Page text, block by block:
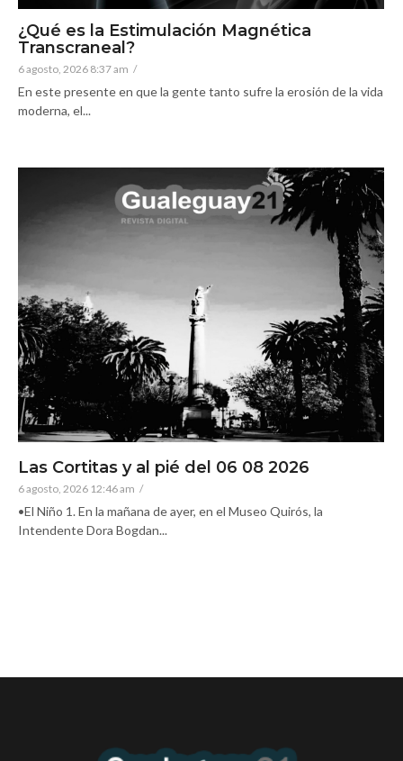
¿Qué es la Estimulación Magnética
Transcraneal?
6 agosto, 2026 8:37 am /
En este presente en que la gente tanto sufre la erosión de la vida
moderna, el...
Las Cortitas y al pié del 06 08 2026
6 agosto, 2026 12:46 am /
•El Niño 1. En la mañana de ayer, en el Museo Quirós, la
Intendente Dora Bogdan...